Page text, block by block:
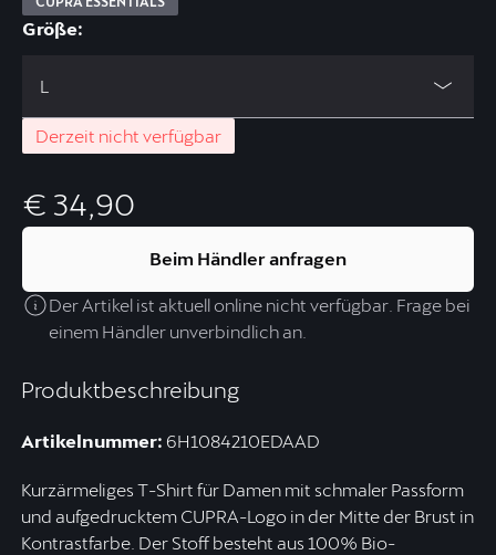
Produktbeschreibung
Artikelnummer: 6H1084210EDAAD
Kurzärmeliges T-Shirt für Damen mit schmaler Passform
und aufgedrucktem CUPRA-Logo in der Mitte der Brust in
Kontrastfarbe. Der Stoff besteht aus 100% Bio-
Größe:
L
Derzeit nicht verfügbar
€ 34,90
Beim Händler anfragen
Der Artikel ist aktuell online nicht verfügbar. Frage bei
einem Händler unverbindlich an.